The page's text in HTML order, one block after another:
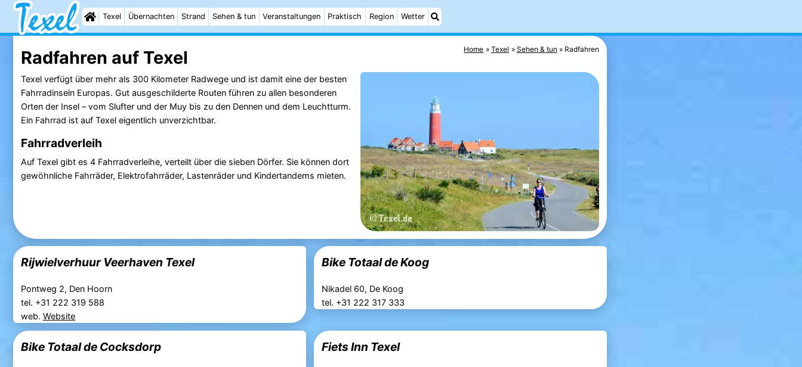
Texel Übernachten Strand Sehen & tun Veranstaltungen Praktisch Region Wetter
Home Texel Sehen & tun Radfahren
Radfahren auf Texel
Texel verfügt über mehr als 300 Kilometer Radwege und ist damit eine der besten
Fahrradinseln Europas. Gut ausgeschilderte Routen führen zu allen besonderen
Orten der Insel – vom Slufter und der Muy bis zu den Dennen und dem Leuchtturm.
Ein Fahrrad ist auf Texel eigentlich unverzichtbar.
Fahrradverleih
Auf Texel gibt es 4 Fahrradverleihe, verteilt über die sieben Dörfer. Sie können dort
gewöhnliche Fahrräder, Elektrofahrräder, Lastenräder und Kindertandems mieten.
Rijwielverhuur Veerhaven Texel
Pontweg 2, Den Hoorn
tel. +31 222 319 588
web. Website
Bike Totaal de Koog
Nikadel 60, De Koog
tel. +31 222 317 333
Bike Totaal de Cocksdorp Fiets Inn Texel